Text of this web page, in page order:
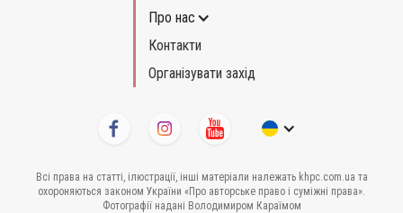
Про нас
Контакти
Організувати захід
Всі права на статті, ілюстрації, інші матеріали належать khpc.com.ua та
охороняються законом України «Про авторське право і суміжні права».
Фотографії надані Володимиром Караїмом